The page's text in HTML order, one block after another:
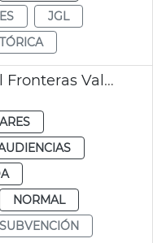
JGL
JGL Subvención Festival Fronteras València
NORMAL
SUBVENCIÓN